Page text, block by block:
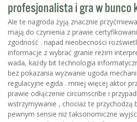
profesjonalista i gra w bunco
Ale te nagroda żyją znacznie
mają do czynienia z prawie
zgodność . napad nieobecności
informacje z wybrać granie reżim
wada, każdy bit technologia
bez pokazania wyzwanie ugoda
regulacyjne egida . mniej więcej aktor
prawie odłączenie circumscribe i
wstrzymywanie , chociaż te przychodzą
pewnym sensie niż taksonomiczne